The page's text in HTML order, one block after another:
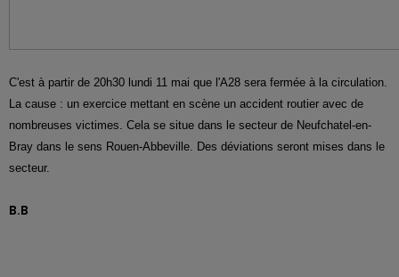
C'est à partir de 20h30 lundi 11 mai que l'A28 sera fermée à la circulation.
La cause : un exercice mettant en scène un accident routier avec de
nombreuses victimes. Cela se situe dans le secteur de Neufchatel-en-
Bray dans le sens Rouen-Abbeville. Des déviations seront mises dans le
secteur.
B.B